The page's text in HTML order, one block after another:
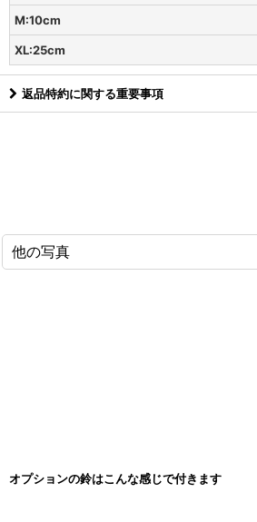
M:10cm
XL:25cm
返品特約に関する重要事項
他の写真
オプションの鈴はこんな感じで付きます